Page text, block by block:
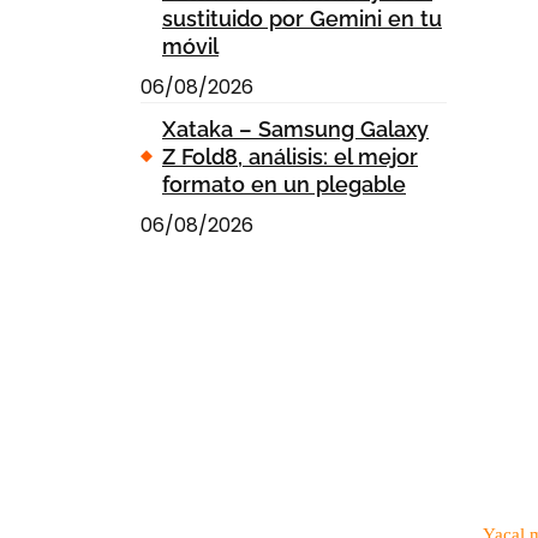
sustituido por Gemini en tu
móvil
06/08/2026
Xataka – Samsung Galaxy
Z Fold8, análisis: el mejor
formato en un plegable
06/08/2026
Yacal